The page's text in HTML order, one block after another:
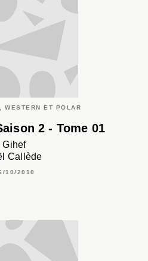
WESTERN ET POLAR
2 - Tome 01
Gihef
Callède
10/2010